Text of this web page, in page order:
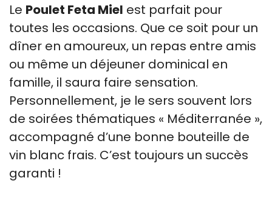
Le Poulet Feta Miel est parfait pour
toutes les occasions. Que ce soit pour un
dîner en amoureux, un repas entre amis
ou même un déjeuner dominical en
famille, il saura faire sensation.
Personnellement, je le sers souvent lors
de soirées thématiques « Méditerranée »,
accompagné d’une bonne bouteille de
vin blanc frais. C’est toujours un succès
garanti !